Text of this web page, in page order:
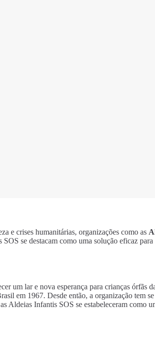
e crises humanitárias, organizações como as
se destacam como uma solução eficaz
um lar e nova esperança para crianças órfãs
em 1967. Desde então, a organização tem
Aldeias Infantis SOS se estabeleceram como